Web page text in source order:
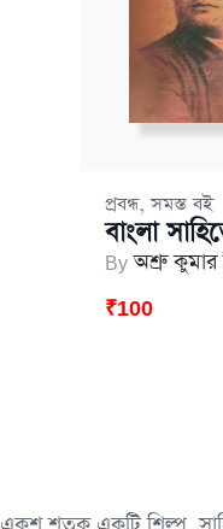
প্রবন্ধ,সমস্ত বই
বাংলা
Byঅশ্রু কুমার
₹100